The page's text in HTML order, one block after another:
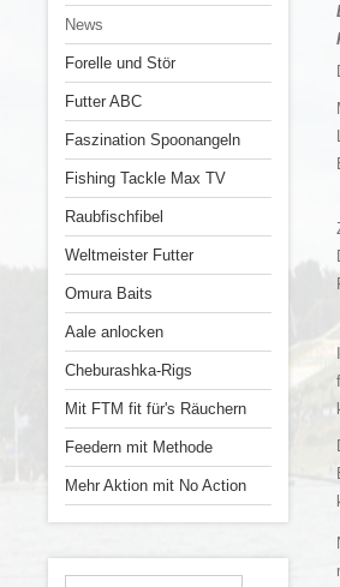
News
Forelle und Stör
Futter ABC
Faszination Spoonangeln
Fishing Tackle Max TV
Raubfischfibel
Weltmeister Futter
Omura Baits
Aale anlocken
Cheburashka-Rigs
Mit FTM fit für's Räuchern
Feedern mit Methode
Mehr Aktion mit No Action